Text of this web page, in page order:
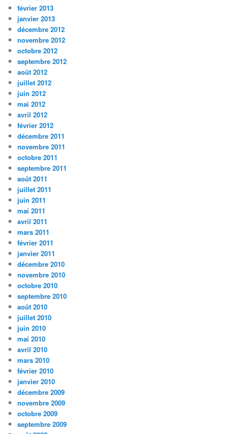
février 2013
janvier 2013
décembre 2012
novembre 2012
octobre 2012
septembre 2012
août 2012
juillet 2012
juin 2012
mai 2012
avril 2012
février 2012
décembre 2011
novembre 2011
octobre 2011
septembre 2011
août 2011
juillet 2011
juin 2011
mai 2011
avril 2011
mars 2011
février 2011
janvier 2011
décembre 2010
novembre 2010
octobre 2010
septembre 2010
août 2010
juillet 2010
juin 2010
mai 2010
avril 2010
mars 2010
février 2010
janvier 2010
décembre 2009
novembre 2009
octobre 2009
septembre 2009